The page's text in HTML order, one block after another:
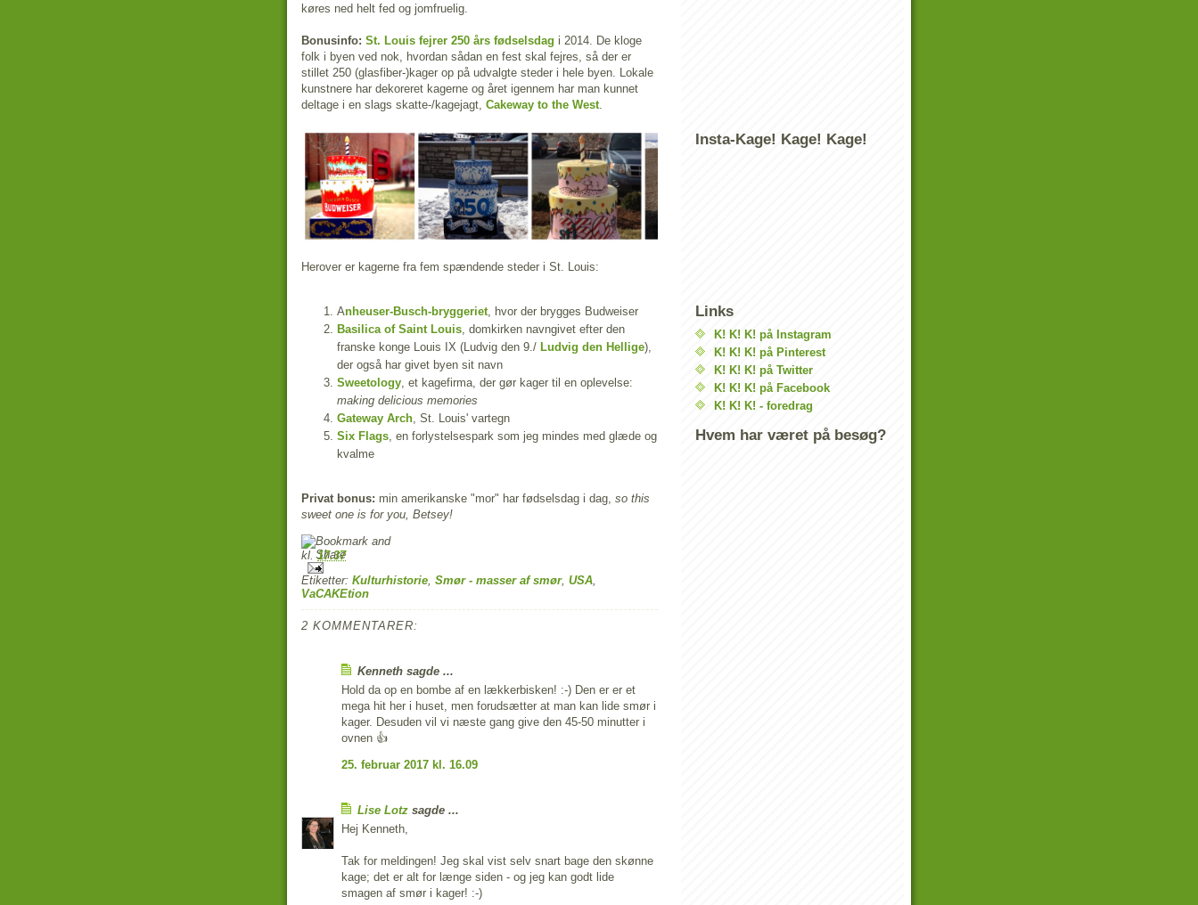
køres ned helt fed og jomfruelig.
Bonusinfo: St. Louis fejrer 250 års fødselsdag i 2014. De kloge
folk i byen ved nok, hvordan sådan en fest skal fejres, så der er
stillet 250 (glasfiber-)kager op på udvalgte steder i hele byen. Lokale
kunstnere har dekoreret kagerne og året igennem har man kunnet
deltage i en slags skatte-/kagejagt, Cakeway to the West
Herover er kagerne fra fem spændende steder i St. Louis:
Anheuser-Busch-bryggeriet , hvor der brygges Budweiser
Basilica of Saint Louis , domkirken navngivet efter den
franske konge Louis IX (Ludvig den 9./ Ludvig den Hellige),
der også har givet byen sit navn
Sweetology , et kagefirma, der gør kager til en oplevelse:
making delicious memories
Gateway Arch , St. Louis' vartegn
Six Flags , en forlystelsespark som jeg mindes med glæde og
kvalme
Privat bonus: min amerikanske "mor" har fødselsdag i dag, so this
sweet one is for you, Betsey!
kl.17.37
Etiketter: Kulturhistorie Smør - masser af smør, USA
VaCAKEtion
2 KOMMENTARER:
Kenneth sagde ...
Hold da op en bombe af en lækkerbisken! :-) Den er er et
mega hit her i huset, men forudsætter at man kan lide smør i
kager. Desuden vil vi næste gang give den 45-50 minutter i
ovnen 👍
25. februar 2017 kl. 16.09
Lise Lotz sagde ...
Hej Kenneth,
Tak for meldingen! Jeg skal vist selv snart bage den skønne
kage; det er alt for længe siden - og jeg kan godt lide
smagen af smør i kager! :-)
Insta-Kage! Kage! Kage!
Links
K! K! K! på Instagram
K! K! K! på Pinterest
K! K! K! på Twitter
K! K! K! på Facebook
K! K! K! - foredrag
Hvem har været på besøg?